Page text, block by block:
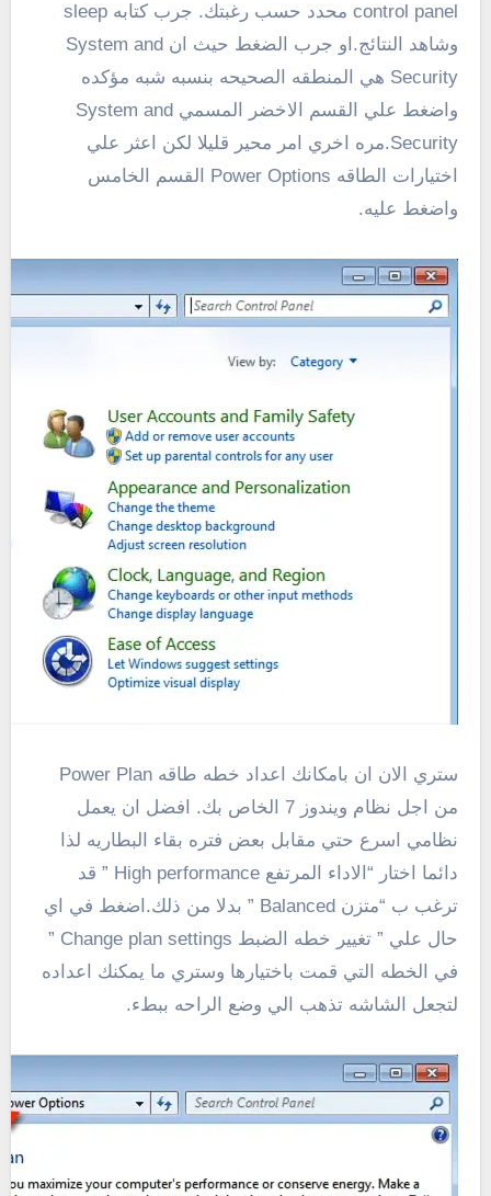
control panel محدد حسب رغبتك. جرب كتابه sleep
وشاهد النتائج.او جرب الضغط حيث ان System and
Security هي المنطقه الصحيحه بنسبه شبه مؤكده
واضغط علي القسم الاخضر المسمي System and
Security.مره اخري امر محير قليلا لكن اعثر علي
اختيارات الطاقه Power Options القسم الخامس
واضغط عليه.
ستري الان ان بامكانك اعداد خطه طاقه Power Plan
من اجل نظام ويندوز 7 الخاص بك. افضل ان يعمل
نظامي اسرع حتي مقابل بعض فتره بقاء البطاريه لذا
دائما اختار “الاداء المرتفع High performance ” قد
ترغب ب “متزن Balanced ” بدلا من ذلك.اضغط في اي
حال علي ” تغيير خطه الضبط Change plan settings ”
في الخطه التي قمت باختيارها وستري ما يمكنك اعداده
لتجعل الشاشه تذهب الي وضع الراحه ببطء.